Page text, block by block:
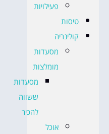
פעילויות
טיסות
קולינריה
מסעדות
מומלצות
מסעדות
ששווה
להכיר
אוכל